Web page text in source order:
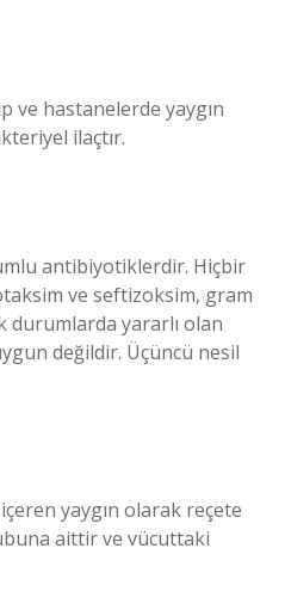
ve hastanelerde yaygın
ilaçtır.
antibiyotiklerdir. Hiçbir
ve seftizoksim, gram
yararlı olan
değildir. Üçüncü nesil
yaygın olarak reçete
aittir ve vücuttaki